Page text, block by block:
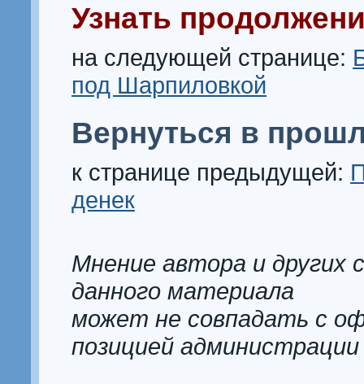
Узнать
на следующей странице:
под Шарпиловкой
Вернуться в
к странице предыдущей:
денек
Мнение автора и других
данного материала
может не совпадать с
позицией